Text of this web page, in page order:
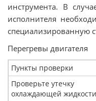
инструмента. В
исполнителя
специализированную
Перегревы двигателя
Пункты проверки
Проверьте утечку
охлаждающей